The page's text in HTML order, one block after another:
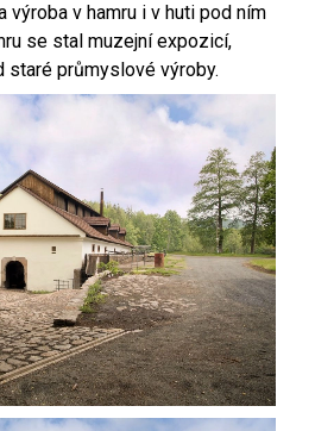
v hamru i v huti pod ním
se stal muzejní expozicí,
staré průmyslové výroby.